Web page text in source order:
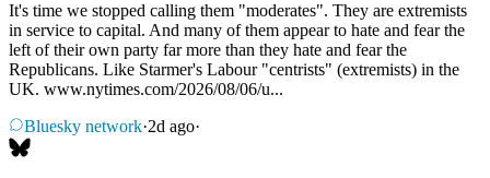
It's time we stopped calling them "moderates". They are extremists
in service to capital. And many of them appear to hate and fear the
left of their own party far more than they hate and fear the
Republicans. Like Starmer's Labour "centrists" (extremists) in the
UK. www.nytimes.com/2026/08/06/u...
Bluesky network·2d ago·